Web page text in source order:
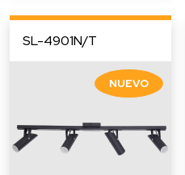
SL-4901N/T